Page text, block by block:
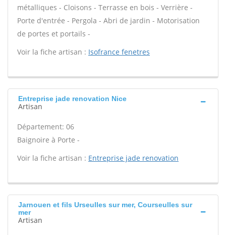
métalliques - Cloisons - Terrasse en bois - Verrière -
Porte d'entrée - Pergola - Abri de jardin - Motorisation
de portes et portails -
Voir la fiche artisan : Isofrance fenetres
Entreprise jade renovation Nice
Artisan
Département: 06
Baignoire à Porte -
Voir la fiche artisan : Entreprise jade renovation
Jarnouen et fils Urseulles sur mer, Courseulles sur
mer
Artisan